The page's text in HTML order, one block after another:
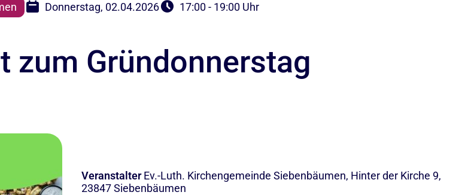
Donnerstag, 02.04.2026 17:00 - 19:00 Uhr
zum Gründonnerstag
Veranstalter Ev.-Luth. Kirchengemeinde Siebenbäumen, Hinter der Kirche 9,
23847 Siebenbäumen